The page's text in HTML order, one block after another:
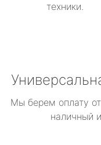
техники.
Мы берем оплату
наличный